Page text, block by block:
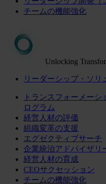
チームの機能強化
Unlocking
リーダーシップ・ソリ
トランスフォーメー
ログラム
経営人材の評価
組織変革の支援
エグゼクティブサーチ
企業統治アドバイザリ
経営人材の育成
CEOサクセッション
チームの機能強化